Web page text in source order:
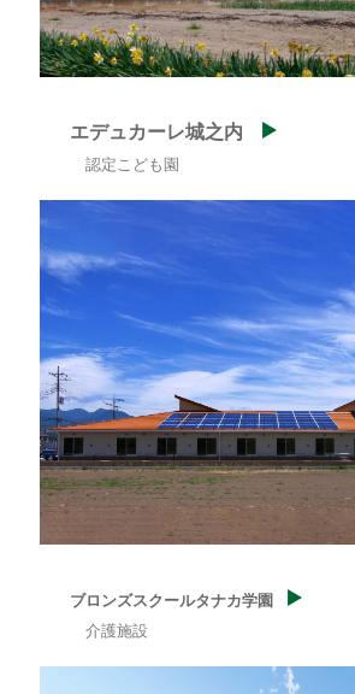
エデュカーレ城之内
認定こども園
ブロンズスクールタナカ学園
介護施設